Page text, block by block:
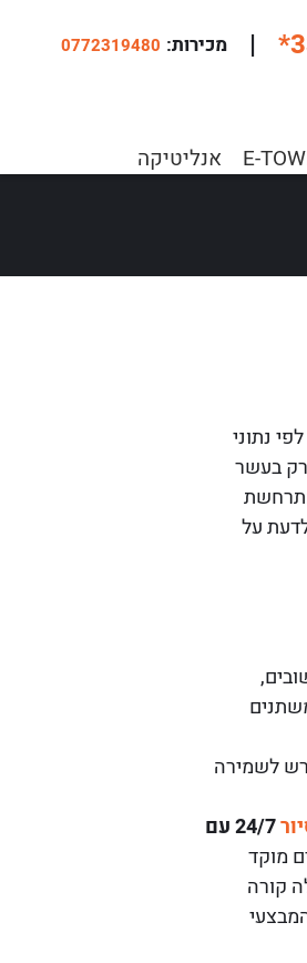
E- אנליטיקה
|
0772319480 :מכירות
נתוני
הגדולות. ממוצע של 10 תיקים ביום, רק בעשר
על
לשמירה
24/7 עם
מוקד
שמגן על המקום 24/7 ואם חס וחלילה קורה